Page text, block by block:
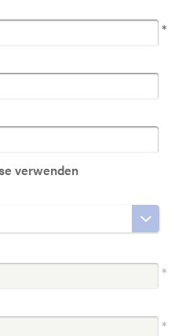
*
verwenden
*
*